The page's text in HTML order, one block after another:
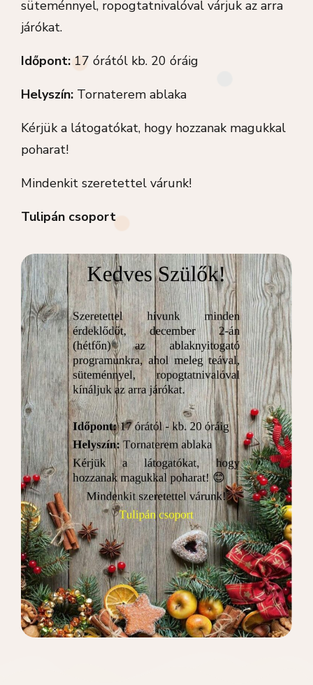
süteménnyel, ropogtatnivalóval várjuk az arra
járókat.
Időpont: 17 órától kb. 20 óráig
Helyszín: Tornaterem ablaka
Kérjük a látogatókat, hogy hozzanak magukkal
poharat!
Mindenkit szeretettel várunk!
Tulipán csoport